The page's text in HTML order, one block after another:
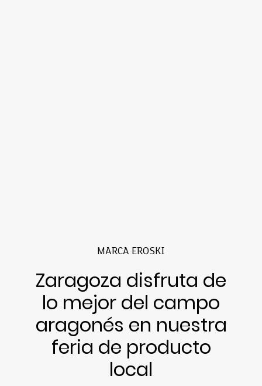
MARCA EROSKI
Zaragoza disfruta de
lo mejor del campo
aragonés en nuestra
feria de producto
local